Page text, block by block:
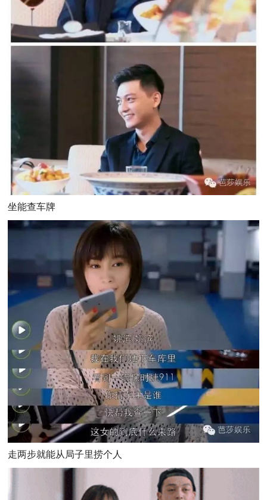
坐能查车牌
走两步就能从局子里捞个人